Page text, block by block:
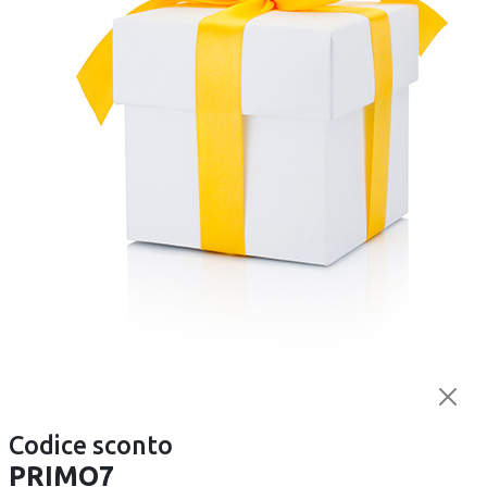
-17%
legatrice FIXION - 80
metri - 45 pezzi
€ 3,20
Precedente Successivo
Codice sconto
PRIMO7